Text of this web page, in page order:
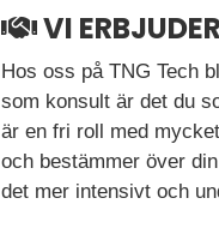
VI
Hos oss på TNG Tech
som konsult är det du
är en fri roll med
och bestämmer över
det mer intensivt och